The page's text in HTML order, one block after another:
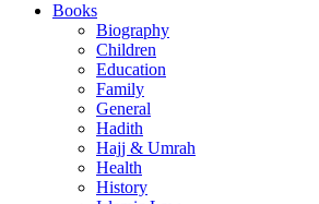
Books
Biography
Children
Education
Family
General
Hadith
Hajj & Umrah
Health
History